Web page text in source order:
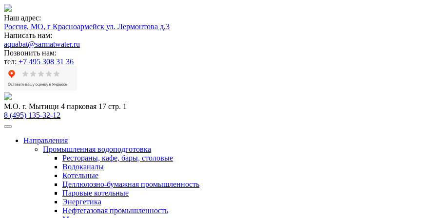
Наш адрес:
Россия, МО, г Красноармейск ул. Лермонтова д.3
Написать нам:
aquabat@sarmatwater.ru
Позвонить нам:
тел: +7 495 308 31 36
М.О. г. Мытищи 4 парковая 17 стр. 1
8 (495) 135-32-12
Направления
Промышленная водоподготовка
Рестораны, кафе, бары, столовые
Водоканалы
Котельные
Целлюлозно-бумажная промышленность
Паровые котельные
Энергетика
Нефтегазовая промышленность